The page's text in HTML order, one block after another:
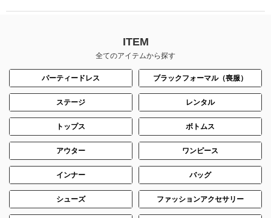
ITEM
全てのアイテムから探す
パーティードレス ブラックフォーマル（喪服）
ステージ レンタル
トップス ボトムス
アウター ワンピース
インナー バッグ
シューズ ファッションアクセサリー